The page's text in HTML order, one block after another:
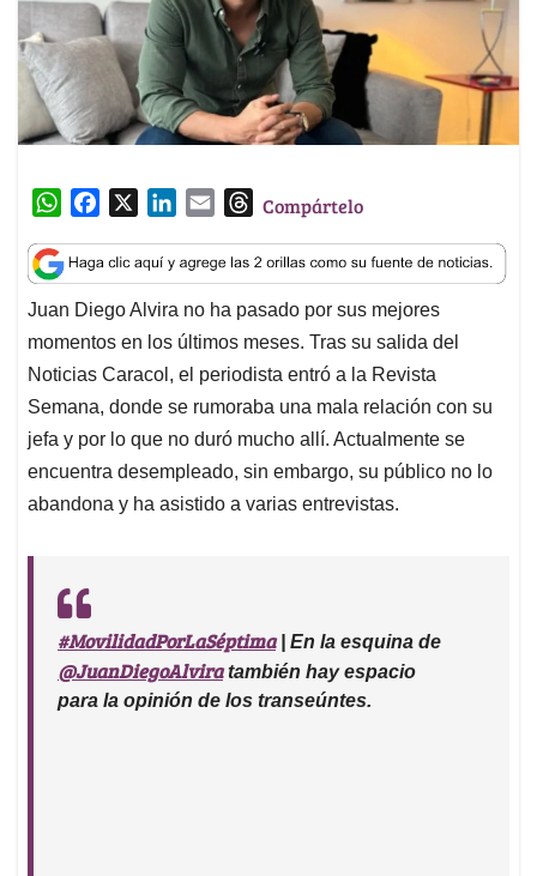
W
a
t
s
A
p
p
c
e
b
o
o
k
n
k
e
d
I
n
a
i
l
T
r
e
a
d
s
Compártelo
Juan Diego Alvira no ha pasado por sus mejores
momentos en los últimos meses. Tras su salida del
Noticias Caracol, el periodista entró a la Revista
Semana, donde se rumoraba una mala relación con su
jefa y por lo que no duró mucho allí. Actualmente se
encuentra desempleado, sin embargo, su público no lo
abandona y ha asistido a varias entrevistas.
#MovilidadPorLaSéptima| En la esquina de
@JuanDiegoAlviratambién hay espacio
para la opinión de los transeúntes.